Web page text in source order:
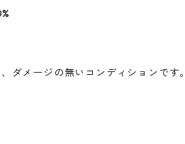
ダメージの無いコンディションです。